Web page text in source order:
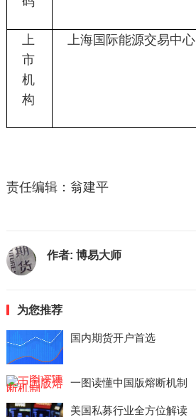
上
市
机
构
上海国际能源交易中心
责任编辑：翁建平
作者: 博易大师
为您推荐
国内期货开户首选
一图读懂中国版熔断机制
美国私募行业全方位解读